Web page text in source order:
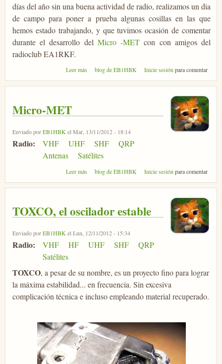
días del año sin una buena actividad de radio, realizamos un dia
de campo para poner a prueba algunas cosillas en las que
hemos estado trabajando, y que tuvimos ocasión de comentar
durante el desarrollo del Micro -MET con con amigos del
radioclub EA1RKF.
Leer más sobre Microondas 23 de Diciembre
blog de EB1HBK Inicie sesiónpara comentar
Micro-MET
Enviado porEB1HBK el Mar, 13/11/2012 - 18:14
Radio: VHF UHF SHF
QRP
Antenas
Satélites
Leer más sobre Micro-MET
blog de EB1HBK Inicie sesión para comentar
TOXCO, el oscilador estable
Enviado porEB1HBKel Lun, 12/11/2012 - 15:34
Radio: VHF HF UHF SHF
QRP
Satélites
TOXCO, a pesar de su nombre, es un proyecto fino para lograr
la máxima estabilidad... en frecuencia. Sin excesiva
complicación técnica e incluso empleando material recuperado.